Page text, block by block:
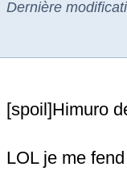
Dernière
[spoil]Himuro
LOL je me